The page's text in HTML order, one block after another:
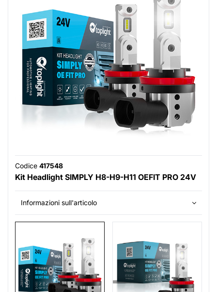
Codice 417548
Kit Headlight SIMPLY H8-H9-H11 OEFIT PRO 24V
Informazioni sull'articolo